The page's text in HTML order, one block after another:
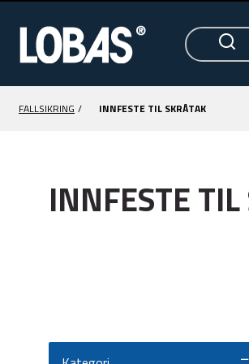
FALLSIKRING / INNFESTE TIL SKRÅTAK
INNFESTE